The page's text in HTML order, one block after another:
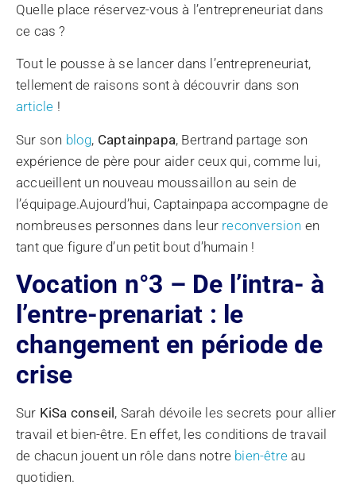
Quelle place réservez-vous à l’entrepreneuriat dans
ce cas ?
Tout le pousse à se lancer dans l’entrepreneuriat,
tellement de raisons sont à découvrir dans son
article !
Sur son blog, Captainpapa, Bertrand partage son
expérience de père pour aider ceux qui, comme lui,
accueillent un nouveau moussaillon au sein de
l’équipage.Aujourd’hui, Captainpapa accompagne de
nombreuses personnes dans leur reconversion en
tant que figure d’un petit bout d’humain !
Vocation n°3 – De l’intra- à
l’entre-prenariat : le
changement en période de
crise
Sur KiSa conseil, Sarah dévoile les secrets pour allier
travail et bien-être. En effet, les conditions de travail
de chacun jouent un rôle dans notre bien-être au
quotidien.